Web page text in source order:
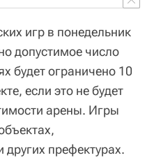
игр в понедельник
допустимое число
будет ограничено 10
если это не будет
арены. Игры
префектурах.